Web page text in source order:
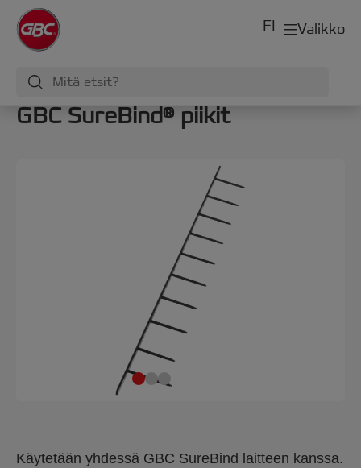
Valikko
FI
GBC SureBind® piikit
Käytetään yhdessä GBC SureBind laitteen kanssa.